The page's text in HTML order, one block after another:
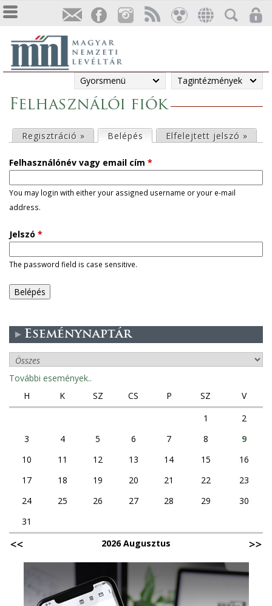
Gyorsmenü Tagintézmények
Felhasználói fiók
l
s
ő
d
l
e
e
s
Regisztráció » Belépés (aktív fül)Elfelejtett jelszó »
Felhasználónév vagy email cím *
You may login with either your assigned username or your e-mail
address.
Jelszó *
The password field is case sensitive.
Eseménynaptár
További események..
H
K SZ CS P SZ
V
1
2
3
4 5 6 7 8
9
10
11 12 13 14 15
16
17
18 19 20 21 22
23
24
25 26 27 28 29
30
31
2026 Augusztus